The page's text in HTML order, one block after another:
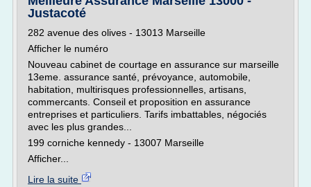
Justacoté
282 avenue des olives - 13013 Marseille
Afficher le numéro
Nouveau cabinet de courtage en assurance sur marseille
13eme. assurance santé, prévoyance, automobile,
habitation, multirisques professionnelles, artisans,
commercants. Conseil et proposition en assurance
entreprises et particuliers. Tarifs imbattables, négociés
avec les plus grandes...
199 corniche kennedy - 13007 Marseille
Afficher...
Lire la suite